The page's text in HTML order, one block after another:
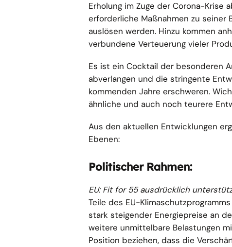
Erholung im Zuge der Corona-Krise
erforderliche Maßnahmen zu seiner
auslösen werden. Hinzu kommen
verbundene Verteuerung vieler
Es ist ein Cocktail der besonderen
abverlangen und die stringente
kommenden Jahre erschweren.
ähnliche und auch noch teurere
Aus den aktuellen Entwicklungen
Ebenen:
Politischer Rahmen:
EU: Fit for 55 ausdrücklich
Teile des EU-
stark steigender Energiepreise an
weitere unmittelbare Belastungen
Position beziehen, dass die